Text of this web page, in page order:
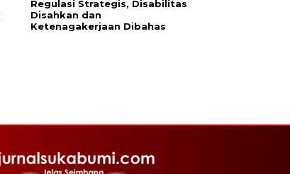
Regulasi Strategis, Disabilitas
Disahkan dan
Ketenagakerjaan Dibahas